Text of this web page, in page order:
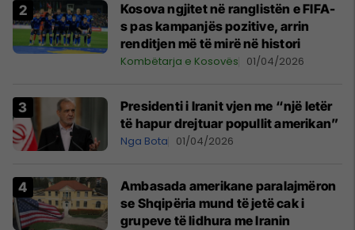
Kosova ngjitet në ranglistën e FIFA-
s pas kampanjës pozitive, arrin
renditjen më të mirë në histori
Kombëtarja e Kosovës 01/04/2026
Presidenti i Iranit vjen me “një letër
të hapur drejtuar popullit amerikan”
Nga Bota 01/04/2026
Ambasada amerikane paralajmëron
se Shqipëria mund të jetë cak i
grupeve të lidhura me Iranin